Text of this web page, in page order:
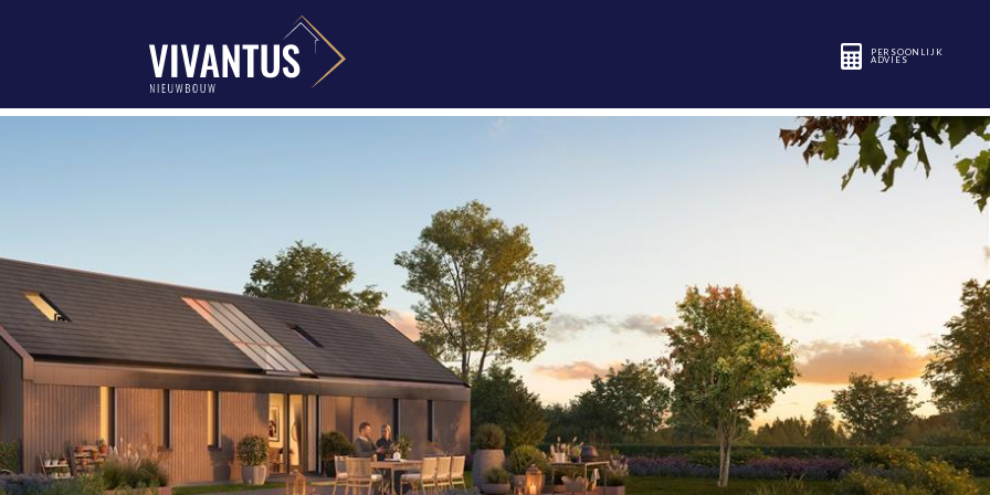
PERSOONLIJK
ADVIES